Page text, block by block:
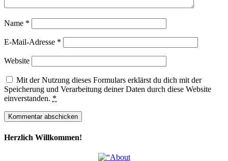
Name *
E-Mail-Adresse *
Website
Mit der Nutzung dieses Formulars erklärst du dich mit der
Speicherung und Verarbeitung deiner Daten durch diese Website
einverstanden. *
Herzlich Willkommen!